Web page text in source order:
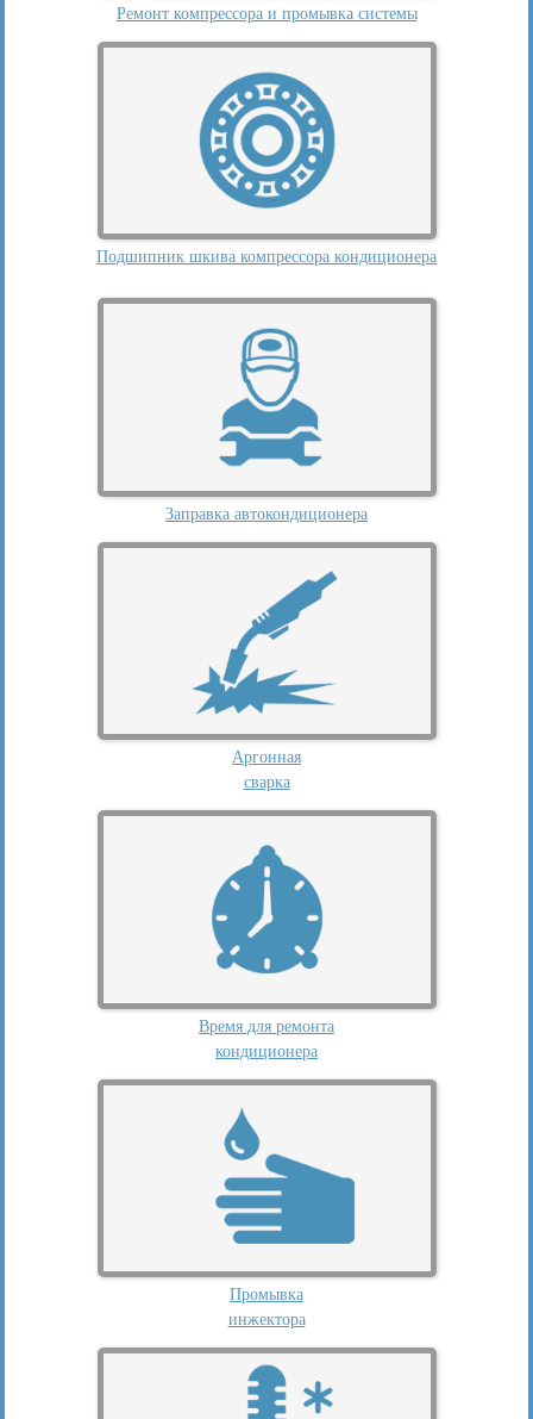
Ремонт компрессора и промывка системы
Подшипник шкива компрессора кондиционера
Заправка автокондиционера
Аргонная
сварка
Время для ремонта
кондиционера
Промывка
инжектора